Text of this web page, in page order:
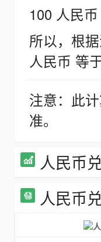
100 人民
所以，根
人民币 等
注意：此
准。
人民币
人民币